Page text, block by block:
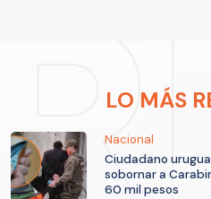
LO MÁS
Nacional
Ciudadano
sobornar a
60 mil pesos